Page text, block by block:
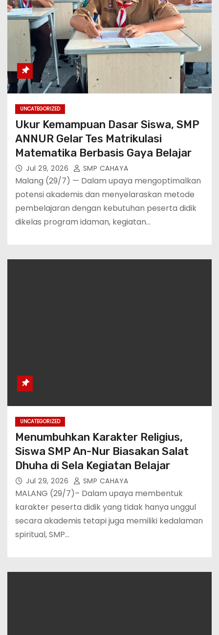
UNCATEGORIZED
Ukur Kemampuan Dasar Siswa, SMP
ANNUR Gelar Tes Matrikulasi
Matematika Berbasis Gaya Belajar
Jul 29, 2026 SMP CAHAYA
Malang (29/7) — Dalam upaya mengoptimalkan
potensi akademis dan menyelaraskan metode
pembelajaran dengan kebutuhan peserta didik
dikelas program idaman, kegiatan…
UNCATEGORIZED
Menumbuhkan Karakter Religius,
Siswa SMP An-Nur Biasakan Salat
Dhuha di Sela Kegiatan Belajar
Jul 29, 2026 SMP CAHAYA
MALANG (29/7)– Dalam upaya membentuk
karakter peserta didik yang tidak hanya unggul
secara akademis tetapi juga memiliki kedalaman
spiritual, SMP…